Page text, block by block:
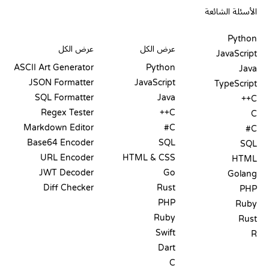
الأسئلة الشائعة
Python
JavaScript
Java
TypeScript
C++
C
C#
SQL
HTML
Golang
PHP
Ruby
Rust
R
عرض الكل
Python
JavaScript
Java
C++
C#
SQL
HTML & CSS
Go
Rust
PHP
Ruby
Swift
Dart
C
عرض الكل
ASCII Art Generator
JSON Formatter
SQL Formatter
Regex Tester
Markdown Editor
Base64 Encoder
URL Encoder
JWT Decoder
Diff Checker